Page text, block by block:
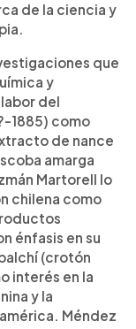
de la ciencia y
que
y
del
1885) como
de nance
amarga
Martorell lo
chilena como
énfasis en su
(crotón
interés en la
y la
Méndez